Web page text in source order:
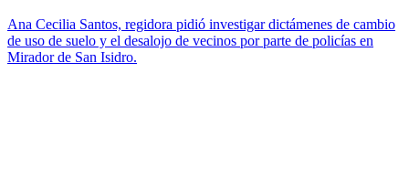
Ana Cecilia Santos, regidora pidió investigar dictámenes de cambio
de uso de suelo y el desalojo de vecinos por parte de policías en
Mirador de San Isidro.